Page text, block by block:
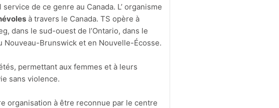
de ce genre au Canada. L’ organisme
à travers le Canada. TS opère à
dans le sud-ouest de l’Ontario, dans le
Nouveau-Brunswick et en Nouvelle-Écosse.
permettant aux femmes et à leurs
sans violence.
organisation à être reconnue par le centre